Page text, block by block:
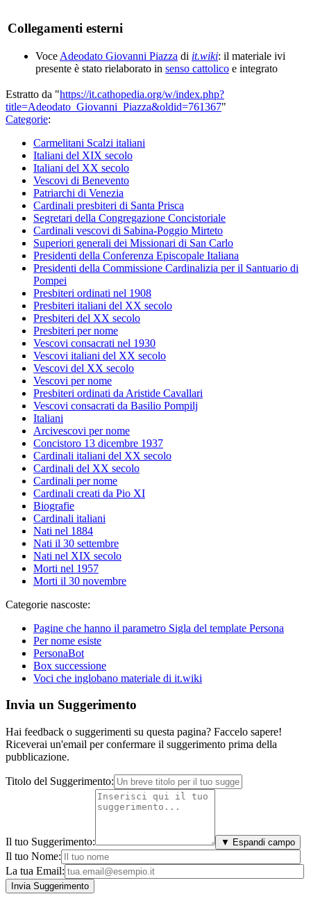
Collegamenti esterni
Voce Adeodato Giovanni Piazza di it.wiki: il materiale ivi
presente è stato rielaborato in senso cattolico e integrato
Estratto da "https://it.cathopedia.org/w/index.php?
title=Adeodato_Giovanni_Piazza&oldid=761367"
Categorie:
Carmelitani Scalzi italiani
Italiani del XIX secolo
Italiani del XX secolo
Vescovi di Benevento
Patriarchi di Venezia
Cardinali presbiteri di Santa Prisca
Segretari della Congregazione Concistoriale
Cardinali vescovi di Sabina-Poggio Mirteto
Superiori generali dei Missionari di San Carlo
Presidenti della Conferenza Episcopale Italiana
Presidenti della Commissione Cardinalizia per il Santuario di
Pompei
Presbiteri ordinati nel 1908
Presbiteri italiani del XX secolo
Presbiteri del XX secolo
Presbiteri per nome
Vescovi consacrati nel 1930
Vescovi italiani del XX secolo
Vescovi del XX secolo
Vescovi per nome
Presbiteri ordinati da Aristide Cavallari
Vescovi consacrati da Basilio Pompilj
Italiani
Arcivescovi per nome
Concistoro 13 dicembre 1937
Cardinali italiani del XX secolo
Cardinali del XX secolo
Cardinali per nome
Cardinali creati da Pio XI
Biografie
Cardinali italiani
Nati nel 1884
Nati il 30 settembre
Nati nel XIX secolo
Morti nel 1957
Morti il 30 novembre
Categorie nascoste:
Pagine che hanno il parametro Sigla del template Persona
Per nome esiste
PersonaBot
Box successione
Voci che inglobano materiale di it.wiki
Invia un Suggerimento
Hai feedback o suggerimenti su questa pagina? Faccelo sapere!
Riceverai un'email per confermare il suggerimento prima della
pubblicazione.
Titolo del Suggerimento:
Il tuo Suggerimento: ▼ Espandi campo
Il tuo Nome:
La tua Email: